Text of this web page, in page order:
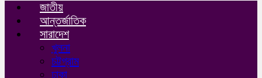
জাতীয়
আন্তর্জাতিক
সারাদেশ
খুলনা
চট্টগ্রাম
ঢাকা